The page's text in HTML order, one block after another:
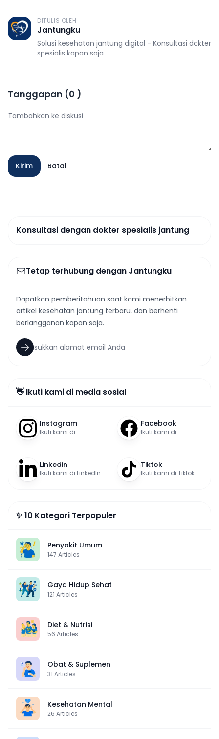
J
DITULIS OLEH
Jantungku
Solusi kesehatan jantung digital - Konsultasi dokter
spesialis kapan saja
Tanggapan (0 )
Kirim Batal
Konsultasi dengan dokter spesialis jantung
Tetap terhubung dengan Jantungku
Dapatkan pemberitahuan saat kami menerbitkan
artikel kesehatan jantung terbaru, dan berhenti
berlangganan kapan saja.
👋 Ikuti kami di media sosial
Instagram
Ikuti kami di
Facebook
Ikuti kami di
Linkedin
Ikuti kami di LinkedIn
Tiktok
Ikuti kami di Tiktok
✨ 10 Kategori Terpopuler
Penyakit Umum
147 Articles
Gaya Hidup Sehat
121 Articles
Diet & Nutrisi
56 Articles
Obat & Suplemen
31 Articles
Kesehatan Mental
26 Articles